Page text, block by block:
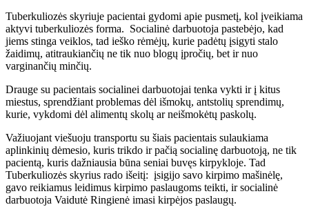
Tuberkuliozės skyriuje pacientai gydomi apie pusmetį, kol įveikiama
aktyvi tuberkuliozės forma. Socialinė darbuotoja pastebėjo, kad
jiems stinga veiklos, tad ieško rėmėjų, kurie padėtų įsigyti stalo
žaidimų, atitraukiančių ne tik nuo blogų įpročių, bet ir nuo
varginančių minčių.
Drauge su pacientais socialinei darbuotojai tenka vykti ir į kitus
miestus, sprendžiant problemas dėl išmokų, antstolių sprendimų,
kurie, vykdomi dėl alimentų skolų ar neišmokėtų paskolų.
Važiuojant viešuoju transportu su šiais pacientais sulaukiama
aplinkinių dėmesio, kuris trikdo ir pačią socialinę darbuotoją, ne tik
pacientą, kuris dažniausia būna seniai buvęs kirpykloje. Tad
Tuberkuliozės skyrius rado išeitį: įsigijo savo kirpimo mašinėlę,
gavo reikiamus leidimus kirpimo paslaugoms teikti, ir socialinė
darbuotoja Vaidutė Ringienė imasi kirpėjos paslaugų.